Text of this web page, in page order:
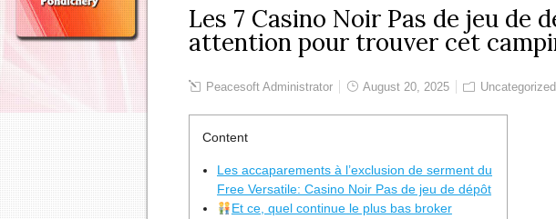
Les 7 Casino Noir Pas de jeu de
attention pour trouver cet
Peacesoft Administrator August 20, 2025 Uncategorized
Content
Les accaparements à l’exclusion de serment du
Free Versatile: Casino Noir Pas de jeu de dépôt
Et ce, quel continue le plus bas broker